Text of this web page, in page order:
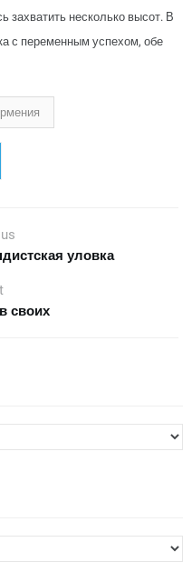
захватить несколько высот. В
с переменным успехом, обе
уловка
своих